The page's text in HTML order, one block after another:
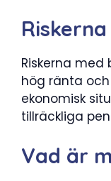
Riskerna
Riskerna
hög ränta
ekonomisk
tillräckliga
Vad är